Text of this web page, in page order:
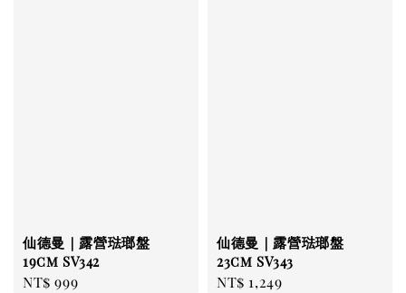
仙德曼｜露營琺瑯盤
19cm SV342
Regular
NT$ 999
仙德曼｜露營琺瑯盤
23cm SV343
Regular
NT$ 1,249